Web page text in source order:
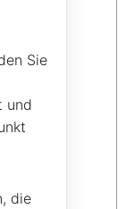
Sie
und
die